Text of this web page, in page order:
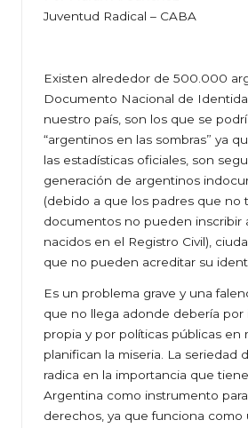
Juventud Radical – CABA
Existen alrededor de 500.000
Documento Nacional de
nuestro país, son los que se
“argentinos en las sombras” ya
las estadísticas oficiales, son
generación de argentinos
(debido a que los padres que no
documentos no pueden inscribir
nacidos en el Registro Civil),
que no pueden acreditar su
Es un problema grave y una
que no llega adonde debería por
propia y por políticas públicas en
planifican la miseria. La seriedad
radica en la importancia que
Argentina como instrumento
derechos, ya que funciona como